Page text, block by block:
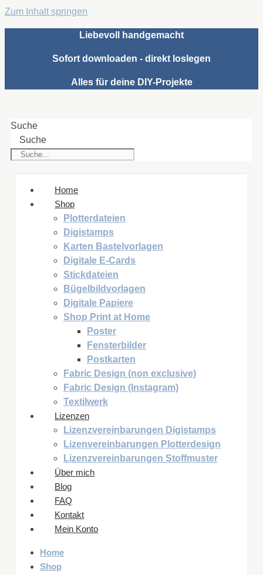
Zum Inhalt springen
Liebevoll handgemacht
Sofort downloaden - direkt loslegen
Alles für deine DIY-Projekte
Suche
Suche
Home
Shop
Plotterdateien
Digistamps
Karten Bastelvorlagen
Digitale E-Cards
Stickdateien
Bügelbildvorlagen
Digitale Papiere
Shop Print at Home
Poster
Fensterbilder
Postkarten
Fabric Design (non exclusive)
Fabric Design (Instagram)
Textilwerk
Lizenzen
Lizenzvereinbarungen Digistamps
Lizenvereinbarungen Plotterdesign
Lizenzvereinbarungen Stoffmuster
Über mich
Blog
FAQ
Kontakt
Mein Konto
Home
Shop